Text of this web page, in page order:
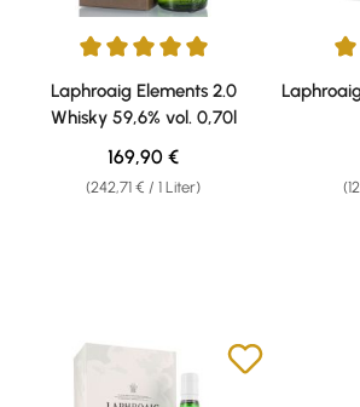
Durchschnittliche Bewertung von 5 von
Laphroaig Elements 2.0
Whisky 59,6% vol. 0,70l
(242,71 € / 1 Liter)
Regulärer Preis:
169,90 €